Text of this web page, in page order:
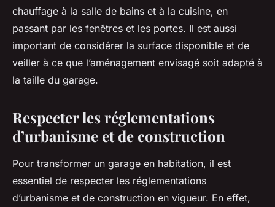
chauffage à la salle de bains et à la cuisine, en
passant par les fenêtres et les portes. Il est aussi
important de considérer la surface disponible et de
veiller à ce que l’aménagement envisagé soit adapté à
la taille du garage.
Respecter les réglementations
d’urbanisme et de construction
Pour transformer un garage en habitation, il est
essentiel de respecter les réglementations
d’urbanisme et de construction en vigueur. En effet,